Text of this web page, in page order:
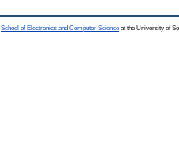
School of Electronics and Computer Science at the University of